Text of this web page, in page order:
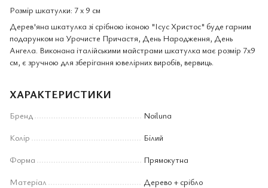
Розмір шкатулки: 7 х 9 см
Дерев'яна шкатулка зі срібною іконою "Ісус Христос" буде гарним
подарунком на Урочисте Причастя, День Народження, День
Ангела. Виконана італійськими майстрами шкатулка має розмір 7х9
см, є зручною для зберігання ювелірних виробів, вервиць.
ХАРАКТЕРИСТИКИ
Бренд
Noiluna
Колір
Білий
Форма
Прямокутна
Матеріал
Дерево + срібло